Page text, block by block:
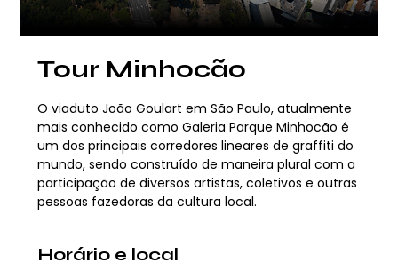
Tour Minhocão
O viaduto João Goulart em São Paulo, atualmente
mais conhecido como Galeria Parque Minhocão é
um dos principais corredores lineares de graffiti do
mundo, sendo construído de maneira plural com a
participação de diversos artistas, coletivos e outras
pessoas fazedoras da cultura local.
Horário e local